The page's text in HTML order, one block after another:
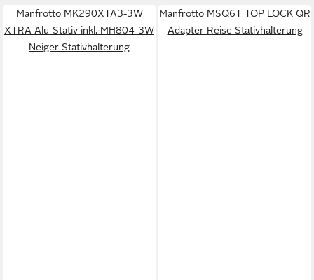
Manfrotto MK290XTA3-3W
XTRA Alu-Stativ inkl. MH804-3W
Neiger Stativhalterung
Manfrotto MSQ6T TOP LOCK QR
Adapter Reise Stativhalterung